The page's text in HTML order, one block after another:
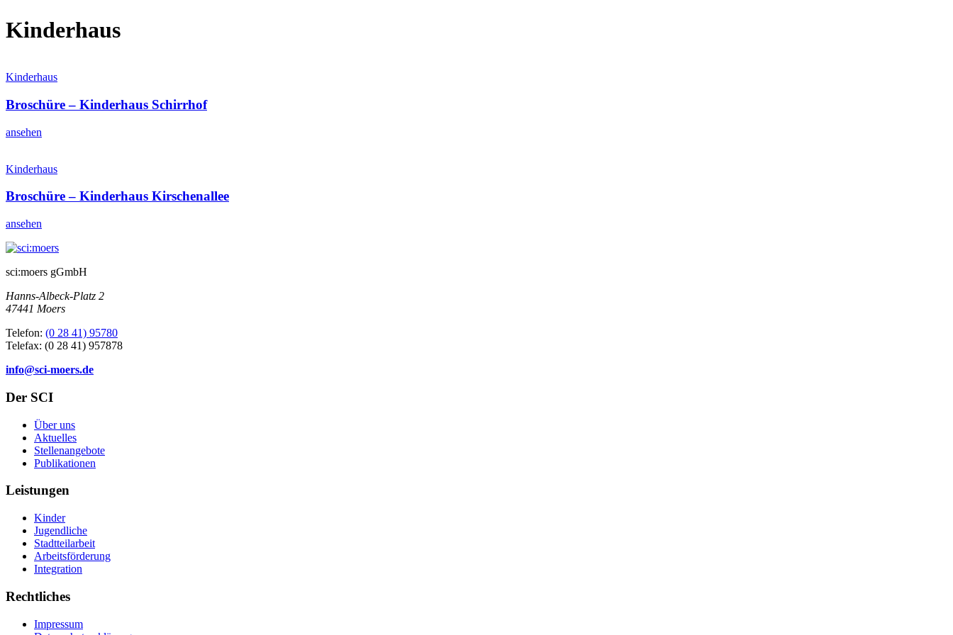
Kinderhaus
Kinderhaus
Broschüre – Kinderhaus Schirrhof
ansehen
Kinderhaus
Broschüre – Kinderhaus Kirschenallee
ansehen
sci:moers gGmbH
Hanns-Albeck-Platz 2
47441 Moers
Telefon: (0 28 41) 95780
Telefax: (0 28 41) 957878
info@sci-moers.de
Der SCI
Über uns
Aktuelles
Stellenangebote
Publikationen
Leistungen
Kinder
Jugendliche
Stadtteilarbeit
Arbeitsförderung
Integration
Rechtliches
Impressum